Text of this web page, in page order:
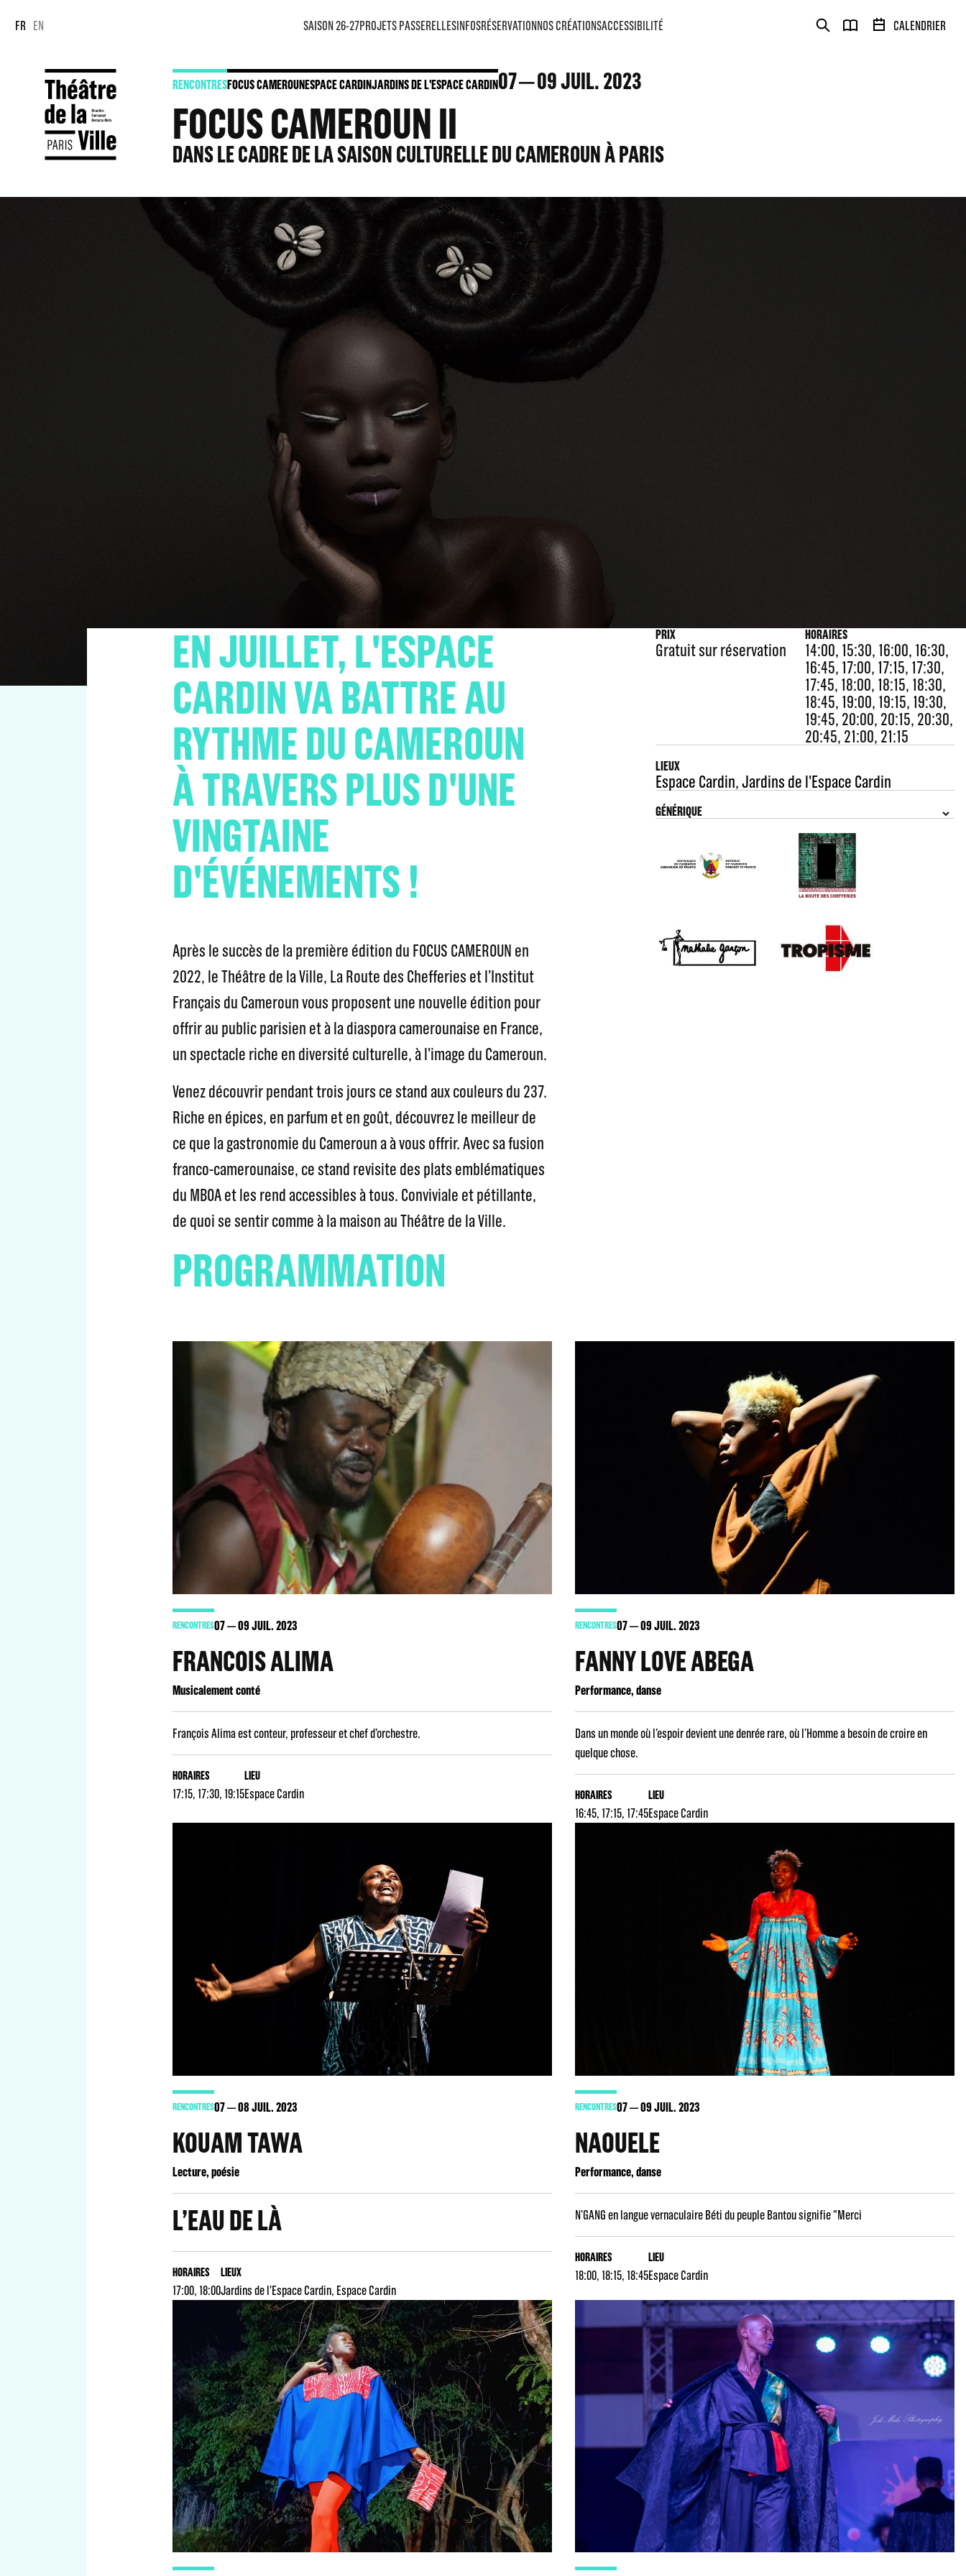
FR EN CALENDRIER
SAISON 26-27PROJETS PASSERELLESINFOSRÉSERVATIONNOS CRÉATIONSACCESSIBILITÉ
RENCONTRESFOCUS CAMEROUNESPACE CARDINJARDINS DE L'ESPACE CARDIN07 09JUIL. 2023
FOCUS CAMEROUN II
DANS LE CADRE DE LA SAISON CULTURELLE DU CAMEROUN À PARIS
EN JUILLET, L'ESPACE
CARDIN VA BATTRE AU
RYTHME DU CAMEROUN
À TRAVERS PLUS D'UNE
VINGTAINE
D'ÉVÉNEMENTS !
Après le succès de la première édition du FOCUS CAMEROUN en
2022, le Théâtre de la Ville, La Route des Chefferies et l’Institut
Français du Cameroun vous proposent une nouvelle édition pour
offrir au public parisien et à la diaspora camerounaise en France,
un spectacle riche en diversité culturelle, à l'image du Cameroun.
Venez découvrir pendant trois jours ce stand aux couleurs du 237.
Riche en épices, en parfum et en goût, découvrez le meilleur de
ce que la gastronomie du Cameroun a à vous offrir. Avec sa fusion
franco-camerounaise, ce stand revisite des plats emblématiques
du MBOA et les rend accessibles à tous. Conviviale et pétillante,
de quoi se sentir comme à la maison au Théâtre de la Ville.
PRIX
Gratuit sur réservation
HORAIRES
14:00, 15:30, 16:00, 16:30,
16:45, 17:00, 17:15, 17:30,
17:45, 18:00, 18:15, 18:30,
18:45, 19:00, 19:15, 19:30,
19:45, 20:00, 20:15, 20:30,
20:45, 21:00, 21:15
LIEUX
Espace Cardin,Jardins de l'Espace Cardin
GÉNÉRIQUE
PROGRAMMATION
RENCONTRES07 09JUIL. 2023
FRANCOIS ALIMA
Musicalement conté
François Alima est conteur, professeur et chef d’orchestre.
HORAIRES
17:15, 17:30, 19:15
LIEU
Espace Cardin
RENCONTRES07 09JUIL. 2023
FANNY LOVE ABEGA
Performance, danse
Dans un monde où l’espoir devient une denrée rare, où l’Homme a besoin de croire en
quelque chose.
HORAIRES
16:45, 17:15, 17:45
LIEU
Espace Cardin
RENCONTRES07 08JUIL. 2023
KOUAM TAWA
Lecture, poésie
L’EAU DE LÀ
HORAIRES
17:00, 18:00
LIEUX
Jardins de l'Espace Cardin Espace Cardin
RENCONTRES07 09JUIL. 2023
NAOUELE
Performance, danse
N’GANG en langue vernaculaire Béti du peuple Bantou signifie "Merci
HORAIRES
18:00, 18:15, 18:45
LIEU
Espace Cardin